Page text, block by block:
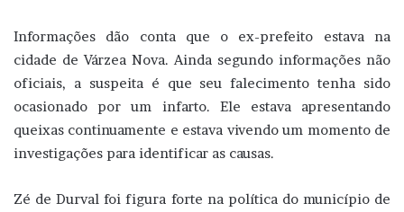
Informações dão conta que o ex-prefeito estava na
cidade de Várzea Nova. Ainda segundo informações não
oficiais, a suspeita é que seu falecimento tenha sido
ocasionado por um infarto. Ele estava apresentando
queixas continuamente e estava vivendo um momento de
investigações para identificar as causas.
Zé de Durval foi figura forte na política do município de